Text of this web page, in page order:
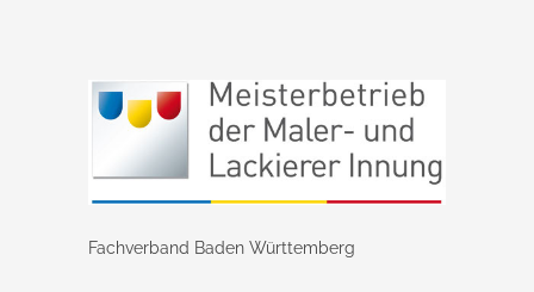
Fachverband Baden Württemberg